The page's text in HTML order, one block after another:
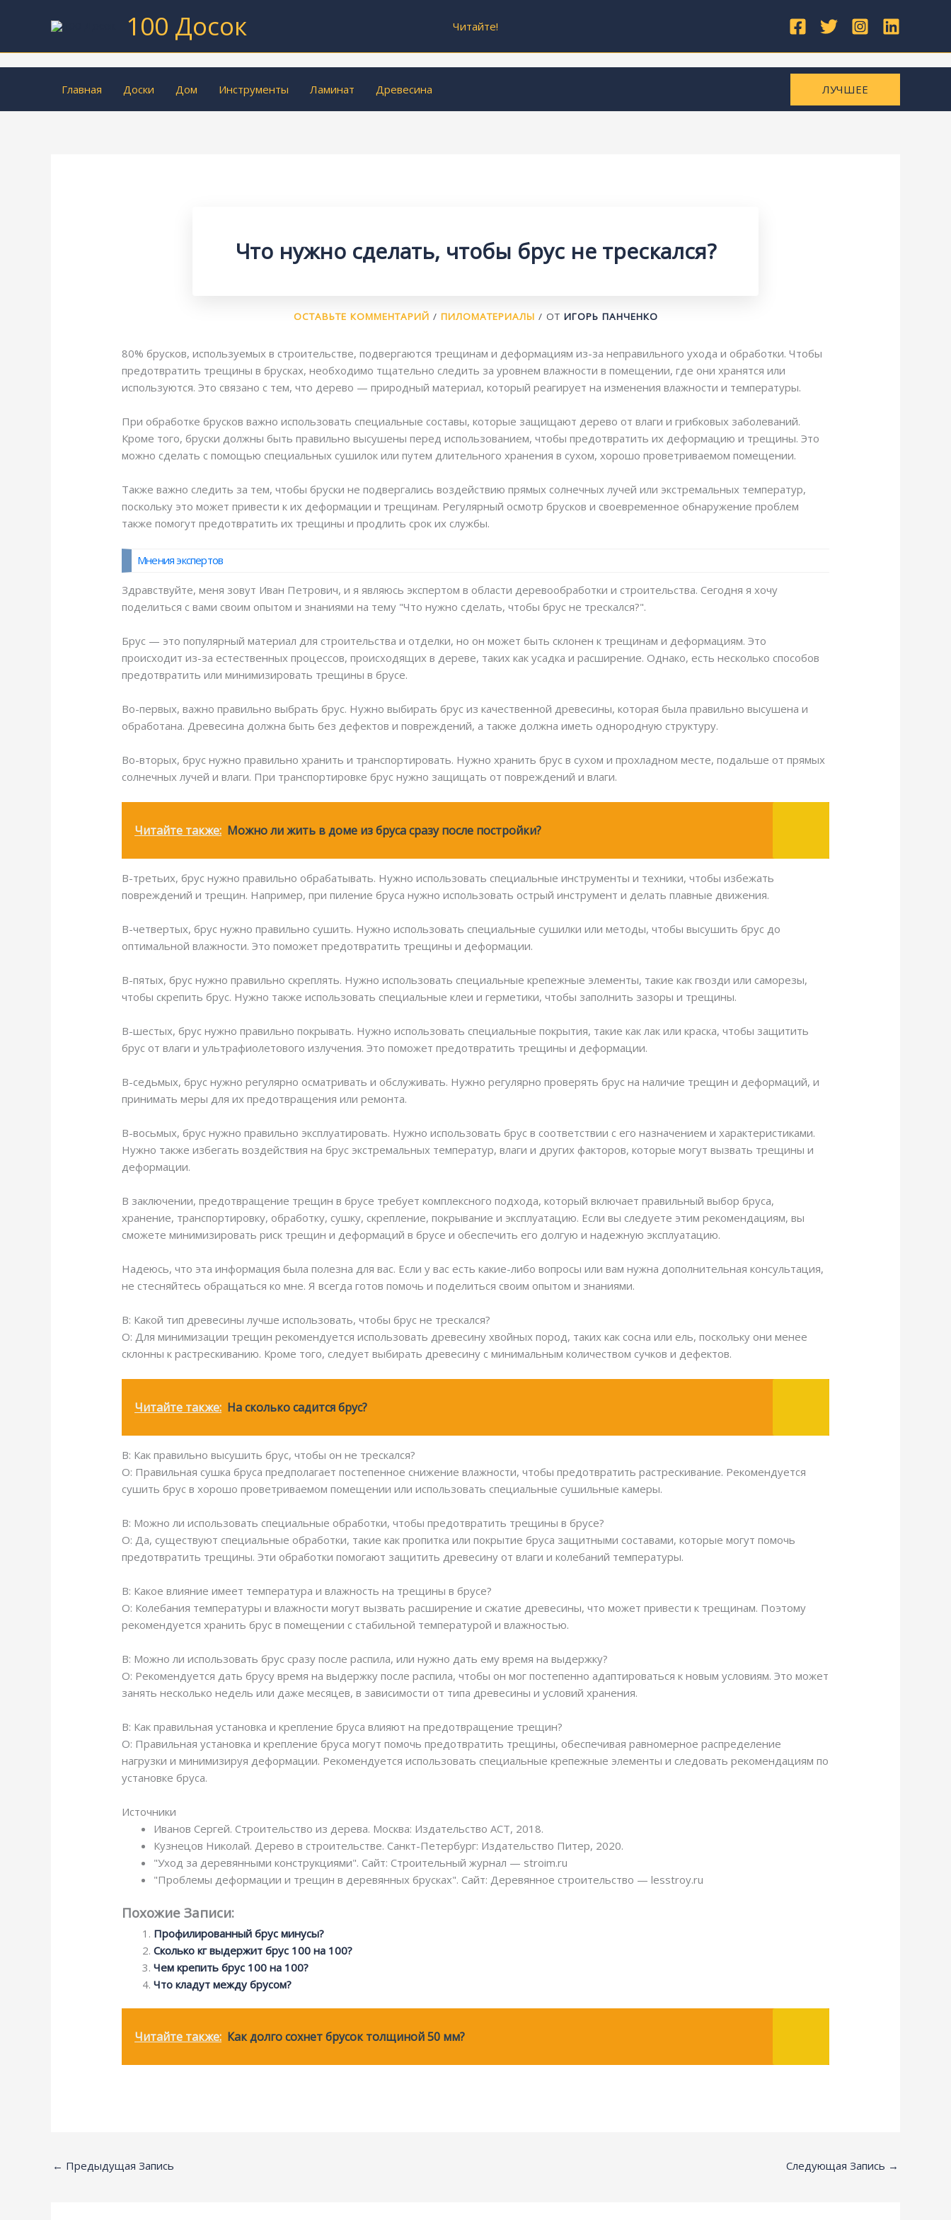
100 Досок Читайте!
Главная Доски Дом Инструменты Ламинат Древесина ЛУЧШЕЕ
Что нужно сделать, чтобы брус не трескался?
ОСТАВЬТЕ КОММЕНТАРИЙ / ПИЛОМАТЕРИАЛЫ / ОТ ИГОРЬ ПАНЧЕНКО
80% брусков, используемых в строительстве, подвергаются трещинам и деформациям из-за неправильного ухода и обработки. Чтобы
предотвратить трещины в брусках, необходимо тщательно следить за уровнем влажности в помещении, где они хранятся или
используются. Это связано с тем, что дерево — природный материал, который реагирует на изменения влажности и температуры.
При обработке брусков важно использовать специальные составы, которые защищают дерево от влаги и грибковых заболеваний.
Кроме того, бруски должны быть правильно высушены перед использованием, чтобы предотвратить их деформацию и трещины. Это
можно сделать с помощью специальных сушилок или путем длительного хранения в сухом, хорошо проветриваемом помещении.
Также важно следить за тем, чтобы бруски не подвергались воздействию прямых солнечных лучей или экстремальных температур,
поскольку это может привести к их деформации и трещинам. Регулярный осмотр брусков и своевременное обнаружение проблем
также помогут предотвратить их трещины и продлить срок их службы.
Мнения экспертов
Здравствуйте, меня зовут Иван Петрович, и я являюсь экспертом в области деревообработки и строительства. Сегодня я хочу
поделиться с вами своим опытом и знаниями на тему "Что нужно сделать, чтобы брус не трескался?".
Брус — это популярный материал для строительства и отделки, но он может быть склонен к трещинам и деформациям. Это
происходит из-за естественных процессов, происходящих в дереве, таких как усадка и расширение. Однако, есть несколько способов
предотвратить или минимизировать трещины в брусе.
Во-первых, важно правильно выбрать брус. Нужно выбирать брус из качественной древесины, которая была правильно высушена и
обработана. Древесина должна быть без дефектов и повреждений, а также должна иметь однородную структуру.
Во-вторых, брус нужно правильно хранить и транспортировать. Нужно хранить брус в сухом и прохладном месте, подальше от прямых
солнечных лучей и влаги. При транспортировке брус нужно защищать от повреждений и влаги.
Читайте также: Можно ли жить в доме из бруса сразу после постройки?
В-третьих, брус нужно правильно обрабатывать. Нужно использовать специальные инструменты и техники, чтобы избежать
повреждений и трещин. Например, при пиление бруса нужно использовать острый инструмент и делать плавные движения.
В-четвертых, брус нужно правильно сушить. Нужно использовать специальные сушилки или методы, чтобы высушить брус до
оптимальной влажности. Это поможет предотвратить трещины и деформации.
В-пятых, брус нужно правильно скреплять. Нужно использовать специальные крепежные элементы, такие как гвозди или саморезы,
чтобы скрепить брус. Нужно также использовать специальные клеи и герметики, чтобы заполнить зазоры и трещины.
В-шестых, брус нужно правильно покрывать. Нужно использовать специальные покрытия, такие как лак или краска, чтобы защитить
брус от влаги и ультрафиолетового излучения. Это поможет предотвратить трещины и деформации.
В-седьмых, брус нужно регулярно осматривать и обслуживать. Нужно регулярно проверять брус на наличие трещин и деформаций, и
принимать меры для их предотвращения или ремонта.
В-восьмых, брус нужно правильно эксплуатировать. Нужно использовать брус в соответствии с его назначением и характеристиками.
Нужно также избегать воздействия на брус экстремальных температур, влаги и других факторов, которые могут вызвать трещины и
деформации.
В заключении, предотвращение трещин в брусе требует комплексного подхода, который включает правильный выбор бруса,
хранение, транспортировку, обработку, сушку, скрепление, покрывание и эксплуатацию. Если вы следуете этим рекомендациям, вы
сможете минимизировать риск трещин и деформаций в брусе и обеспечить его долгую и надежную эксплуатацию.
Надеюсь, что эта информация была полезна для вас. Если у вас есть какие-либо вопросы или вам нужна дополнительная консультация,
не стесняйтесь обращаться ко мне. Я всегда готов помочь и поделиться своим опытом и знаниями.
В: Какой тип древесины лучше использовать, чтобы брус не трескался?
О: Для минимизации трещин рекомендуется использовать древесину хвойных пород, таких как сосна или ель, поскольку они менее
склонны к растрескиванию. Кроме того, следует выбирать древесину с минимальным количеством сучков и дефектов.
Читайте также: На сколько садится брус?
В: Как правильно высушить брус, чтобы он не трескался?
О: Правильная сушка бруса предполагает постепенное снижение влажности, чтобы предотвратить растрескивание. Рекомендуется
сушить брус в хорошо проветриваемом помещении или использовать специальные сушильные камеры.
В: Можно ли использовать специальные обработки, чтобы предотвратить трещины в брусе?
О: Да, существуют специальные обработки, такие как пропитка или покрытие бруса защитными составами, которые могут помочь
предотвратить трещины. Эти обработки помогают защитить древесину от влаги и колебаний температуры.
В: Какое влияние имеет температура и влажность на трещины в брусе?
О: Колебания температуры и влажности могут вызвать расширение и сжатие древесины, что может привести к трещинам. Поэтому
рекомендуется хранить брус в помещении с стабильной температурой и влажностью.
В: Можно ли использовать брус сразу после распила, или нужно дать ему время на выдержку?
О: Рекомендуется дать брусу время на выдержку после распила, чтобы он мог постепенно адаптироваться к новым условиям. Это может
занять несколько недель или даже месяцев, в зависимости от типа древесины и условий хранения.
В: Как правильная установка и крепление бруса влияют на предотвращение трещин?
О: Правильная установка и крепление бруса могут помочь предотвратить трещины, обеспечивая равномерное распределение
нагрузки и минимизируя деформации. Рекомендуется использовать специальные крепежные элементы и следовать рекомендациям по
установке бруса.
Источники
Иванов Сергей. Строительство из дерева. Москва: Издательство АСТ, 2018.
Кузнецов Николай. Дерево в строительстве. Санкт-Петербург: Издательство Питер, 2020.
"Уход за деревянными конструкциями". Сайт: Строительный журнал — stroim.ru
"Проблемы деформации и трещин в деревянных брусках". Сайт: Деревянное строительство — lesstroy.ru
Похожие Записи:
Профилированный брус минусы?
Сколько кг выдержит брус 100 на 100?
Чем крепить брус 100 на 100?
Что кладут между брусом?
Читайте также: Как долго сохнет брусок толщиной 50 мм?
← Предыдущая Запись Следующая Запись →